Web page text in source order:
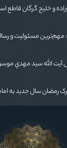
و خلیج گرگان قاطع
مسئولیت و
آیت الله سيد مهدي
رمضان سال جدید به